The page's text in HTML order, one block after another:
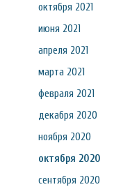
октября 2021
июня 2021
апреля 2021
марта 2021
февраля 2021
декабря 2020
ноября 2020
октября 2020
сентября 2020